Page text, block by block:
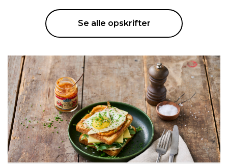
Se alle opskrifter